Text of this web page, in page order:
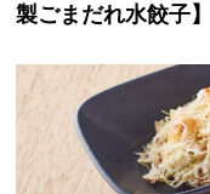
製ごまだれ水餃子】